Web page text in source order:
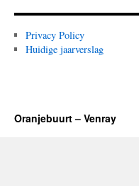
Privacy Policy
Huidige jaarverslag
Oranjebuurt – Venray